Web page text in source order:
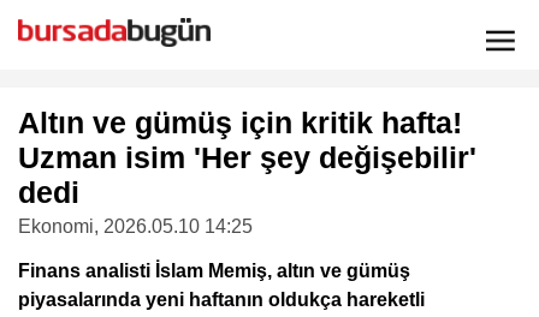
Altın ve gümüş için kritik hafta!
Uzman isim 'Her şey değişebilir'
dedi
Ekonomi, 2026.05.10 14:25
Finans analisti İslam Memiş, altın ve gümüş
piyasalarında yeni haftanın oldukça hareketli